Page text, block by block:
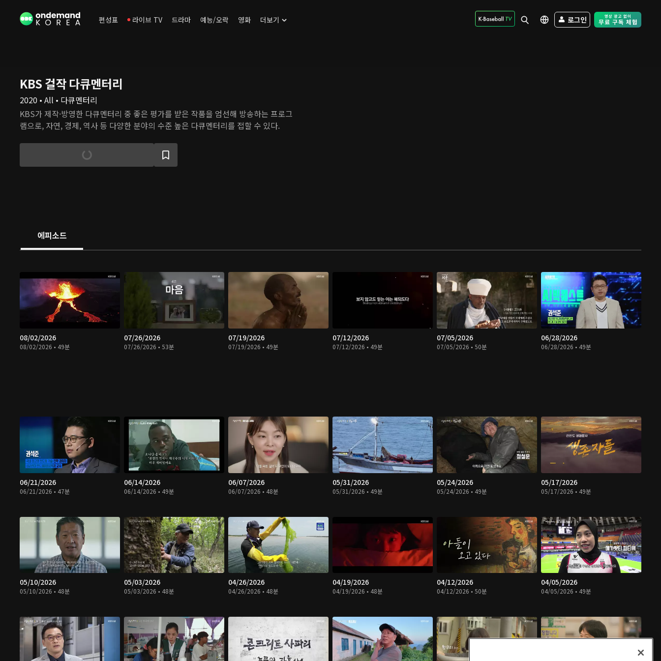
편성표 라이브 TV 드라마 예능/오락 영화 더보기 로그인 Free Trial -
KBS 걸작 다큐멘터리
2020 • All • 다큐멘터리
KBS가 제작·방영한 다큐멘터리 중 좋은 평가를 받은 작품을 엄선해 방송하는 프로그
램으로, 자연, 경제, 역사 등 다양한 분야의 수준 높은 다큐멘터리를 접할 수 있다.
에피소드
08/02/2026
08/02/2026 • 49분
07/26/2026
07/26/2026 • 53분
07/19/2026
07/19/2026 • 49분
07/12/2026
07/12/2026 • 49분
07/05/2026
07/05/2026 • 50분
06/28/2026
06/28/2026 • 49분
06/21/2026
06/21/2026 • 47분
06/14/2026
06/14/2026 • 49분
06/07/2026
06/07/2026 • 48분
05/31/2026
05/31/2026 • 49분
05/24/2026
05/24/2026 • 49분
05/17/2026
05/17/2026 • 49분
05/10/2026
05/10/2026 • 48분
05/03/2026
05/03/2026 • 48분
04/26/2026
04/26/2026 • 48분
04/19/2026
04/19/2026 • 48분
04/12/2026
04/12/2026 • 50분
04/05/2026
04/05/2026 • 49분